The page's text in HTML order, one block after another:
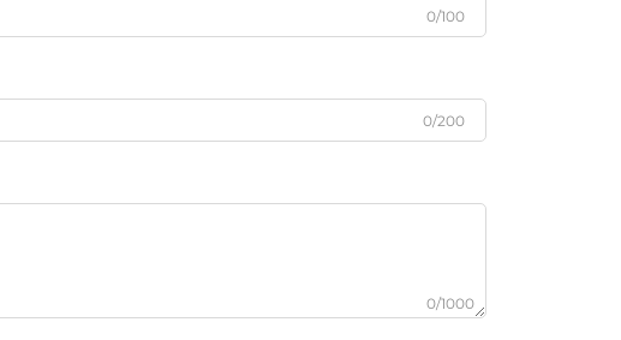
0/100
0/200
0/1000